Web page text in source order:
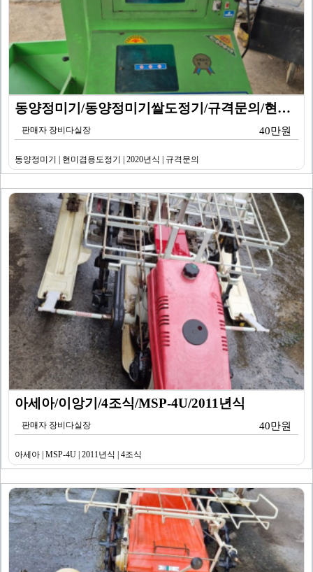
동양정미기/동양정미기쌀도정기/규격문의/현미겸용도정기/2…
판매자 장비다실장 40만원
동양정미기 | 현미겸용도정기 | 2020년식 | 규격문의
아세아/이앙기/4조식/MSP-4U/2011년식
판매자 장비다실장 40만원
아세아 | MSP-4U | 2011년식 | 4조식